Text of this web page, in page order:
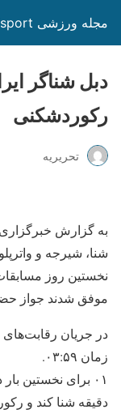
مجله ورزشی adisport
دبل شناگر
رکوردشکنی
تحریریه
به گزارش
شنا، شیرجه و
موفق شدند جواز
در جریان
زمان ۰۳:۵۹.
دقیقه شنا کند و